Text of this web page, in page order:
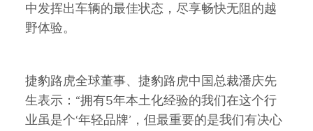
中发挥出车辆的最佳状态，尽享畅快无阻的越
野体验。
捷豹路虎全球董事、捷豹路虎中国总裁潘庆先
生表示：“拥有5年本土化经验的我们在这个行
业虽是个‘年轻品牌’，但最重要的是我们有决心